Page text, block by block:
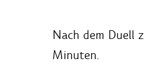
Nach dem Duell
Minuten.